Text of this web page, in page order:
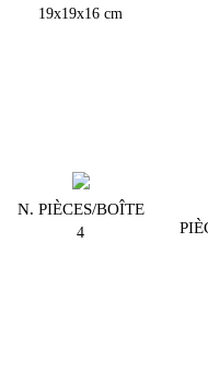
19x19x16 cm
N. PIÈCES/BOÎTE
4